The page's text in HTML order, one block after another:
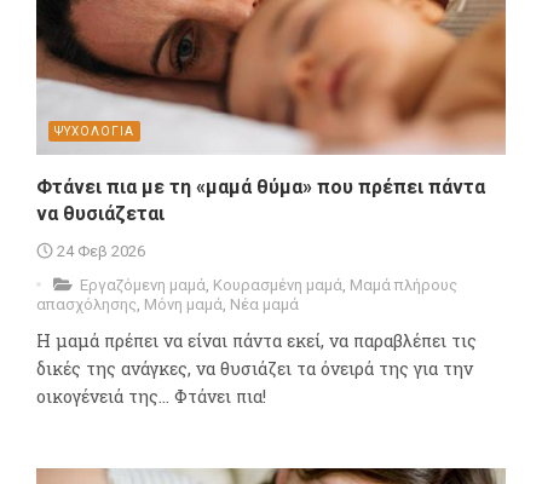
ΨΥΧΟΛΟΓΙΑ
Φτάνει πια με τη «μαμά θύμα» που πρέπει πάντα
να θυσιάζεται
24 Φεβ 2026
Εργαζόμενη μαμά, Κουρασμένη μαμά, Μαμά πλήρους
απασχόλησης, Μόνη μαμά, Νέα μαμά
Η μαμά πρέπει να είναι πάντα εκεί, να παραβλέπει τις
δικές της ανάγκες, να θυσιάζει τα όνειρά της για την
οικογένειά της... Φτάνει πια!